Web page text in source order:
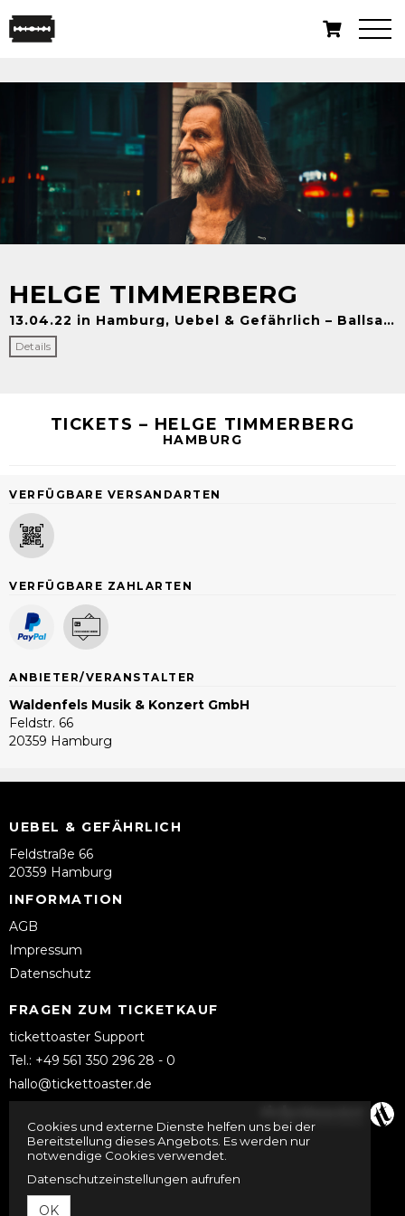
HELGE TIMMERBERG
13.04.22 in Hamburg, Uebel & Gefährlich – Ballsaal
Details
TICKETS – HELGE TIMMERBERG
HAMBURG
VERFÜGBARE VERSANDARTEN
VERFÜGBARE ZAHLARTEN
ANBIETER/VERANSTALTER
Waldenfels Musik & Konzert GmbH
Feldstr. 66
20359 Hamburg
UEBEL & GEFÄHRLICH
Feldstraße 66
20359 Hamburg
INFORMATION
AGB
Impressum
Datenschutz
FRAGEN ZUM TICKETKAUF
tickettoaster Support
Tel.: +49 561 350 296 28 - 0
hallo@tickettoaster.de
Cookies und externe Dienste helfen uns bei der
Bereitstellung dieses Angebots. Es werden nur
notwendige Cookies verwendet.
Datenschutzeinstellungen aufrufen
OK